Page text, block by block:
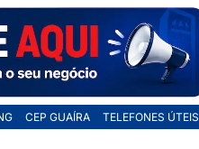
CEP GUAÍRA TELEFONES ÚTEIS